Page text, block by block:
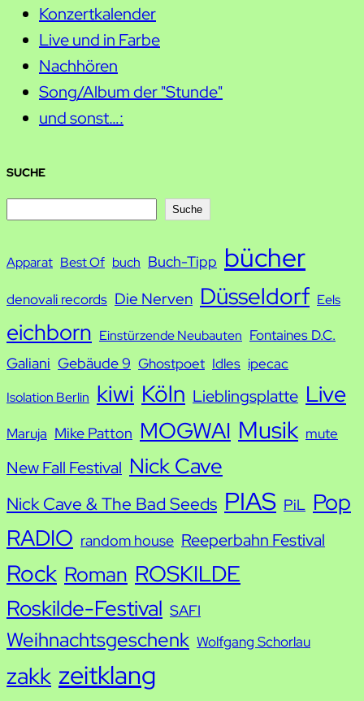
Konzertkalender
Live und in Farbe
Nachhören
Song/Album der "Stunde"
und sonst…:
SUCHE
c
Suche
Apparat Best Of buch Buch-Tipp bücher
denovali records Die Nerven Düsseldorf Eels
eichborn Einstürzende Neubauten Fontaines D.C.
Galiani Gebäude 9 Ghostpoet Idles ipecac
Isolation Berlin kiwi Köln Lieblingsplatte Live
Maruja Mike Patton MOGWAI Musik mute
New Fall Festival Nick Cave
Nick Cave & The Bad Seeds PIAS PiL Pop
RADIO random house Reeperbahn Festival
Rock Roman ROSKILDE
Roskilde-Festival SAFI
Weihnachtsgeschenk Wolfgang Schorlau
zakk zeitklang